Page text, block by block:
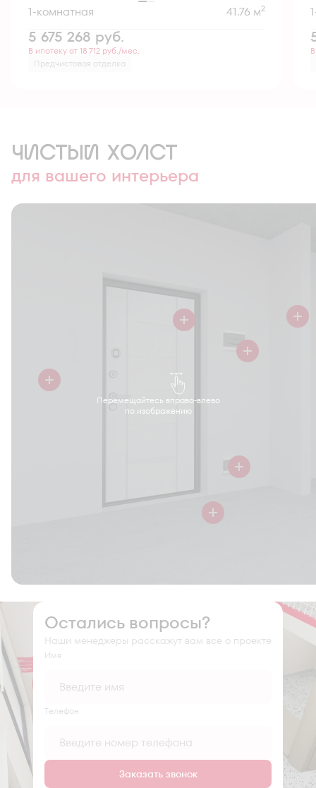
1-комнатная 41.76 м2
5 675 268 руб.
В ипотеку от 18 712 руб./мес.
Предчистовая отделка
ЧИСТЫЙ ХОЛСТ
для вашего интерьера
Перемещайтесь вправо-влево
по изображению
Остались вопросы?
Наши менеджеры расскажут вам все о проекте
Имя
Tелефон
Заказать звонок